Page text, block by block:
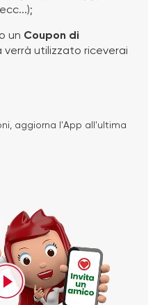
un Coupon di
verrà utilizzato riceverai
aggiorna l'App all'ultima